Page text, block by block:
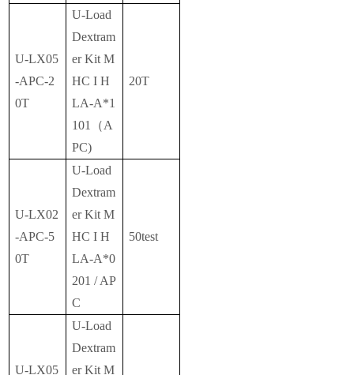
U-LX05
-APC-2
0T
U-Load
Dextram
er Kit M
HC I H
LA-A*1
101（A
PC)
20T
U-LX02
-APC-5
0T
U-Load
Dextram
er Kit M
HC I H
LA-A*0
201 / AP
C
50test
U-LX05
U-Load
Dextram
er Kit M